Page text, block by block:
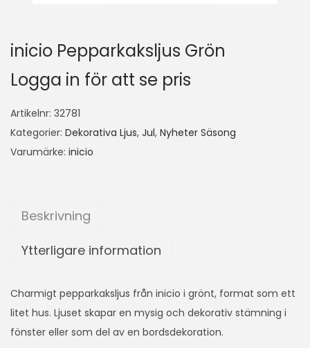
inicio Pepparkaksljus Grön
Logga in för att se pris
Artikelnr: 32781
Kategorier: Dekorativa Ljus, Jul, Nyheter Säsong
Varumärke: inicio
Beskrivning
Ytterligare information
Charmigt pepparkaksljus från inicio i grönt, format som ett
litet hus. Ljuset skapar en mysig och dekorativ stämning i
fönster eller som del av en bordsdekoration.